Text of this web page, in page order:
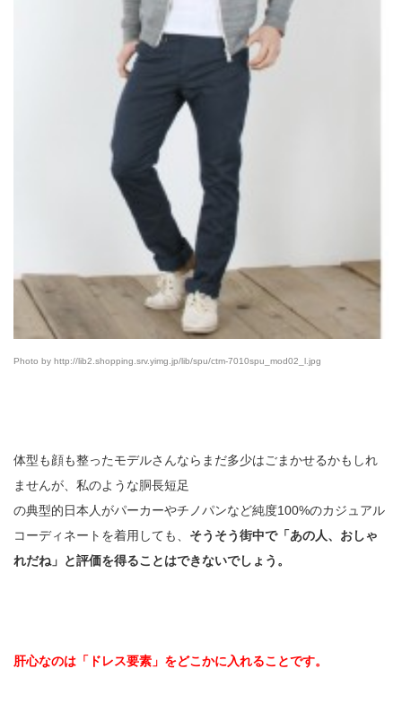
Photo by http://lib2.shopping.srv.yimg.jp/lib/spu/ctm-7010spu_mod02_l.jpg
体型も顔も整ったモデルさんならまだ多少はごまかせるかもしれ
ませんが、私のような胴長短足
の典型的日本人がパーカーやチノパンなど純度100%のカジュアル
コーディネートを着用しても、 そうそう街中で「あの人、おしゃ
れだね」と評価を得ることはできないでしょう。
肝心なのは「ドレス要素」をどこかに入れることです。